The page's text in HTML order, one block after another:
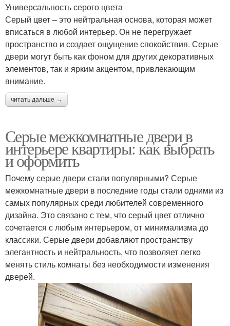
Универсальность серого цвета
Серый цвет – это нейтральная основа, которая может
вписаться в любой интерьер. Он не перегружает
пространство и создает ощущение спокойствия. Серые
двери могут быть как фоном для других декоративных
элементов, так и ярким акцентом, привлекающим
внимание.
читать дальше →
Серые межкомнатные двери в
интерьере квартиры: как выбрать
и оформить
Почему серые двери стали популярными? Серые
межкомнатные двери в последние годы стали одними из
самых популярных среди любителей современного
дизайна. Это связано с тем, что серый цвет отлично
сочетается с любым интерьером, от минимализма до
классики. Серые двери добавляют пространству
элегантность и нейтральность, что позволяет легко
менять стиль комнаты без необходимости изменения
дверей.